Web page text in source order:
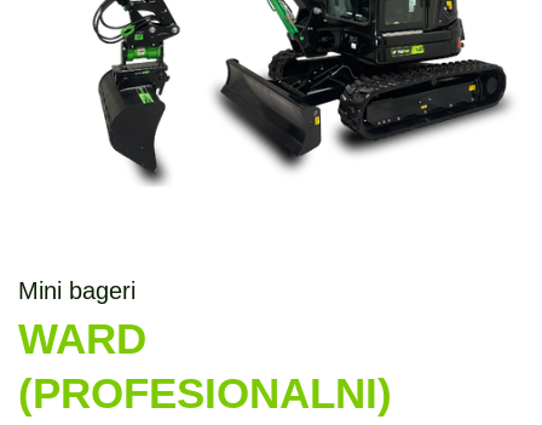
Mini bageri
WARD
(PROFESIONALNI)